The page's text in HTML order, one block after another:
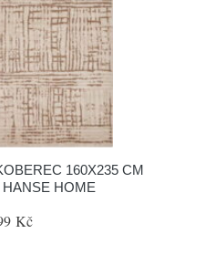
160X235 CM
HOME
Kč